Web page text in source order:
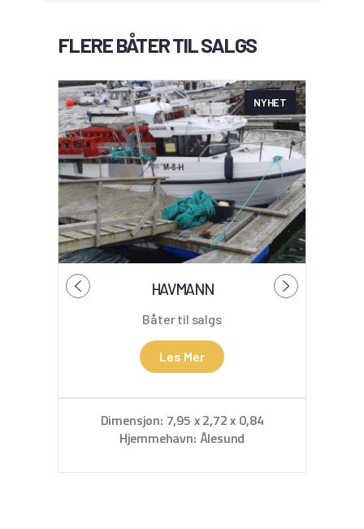
FLERE BÅTER TIL SALGS
NYHET
HAVMANN
Båter til salgs
Les Mer
Dimensjon: 7,95 x 2,72 x 0,84
Hjemmehavn: Ålesund